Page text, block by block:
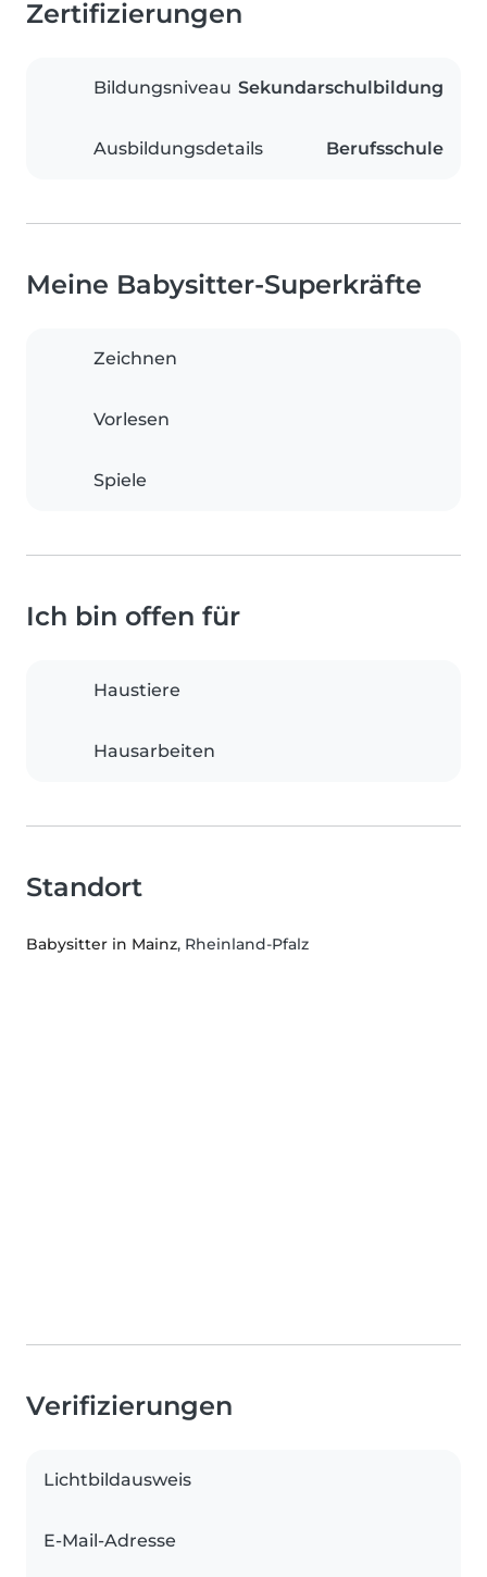
Zertifizierungen
Bildungsniveau Sekundarschulbildung
Ausbildungsdetails Berufsschule
Meine Babysitter-Superkräfte
Zeichnen
Vorlesen
Spiele
Ich bin offen für
Haustiere
Hausarbeiten
Standort
Babysitter in Mainz, Rheinland-Pfalz
Verifizierungen
Lichtbildausweis
E-Mail-Adresse